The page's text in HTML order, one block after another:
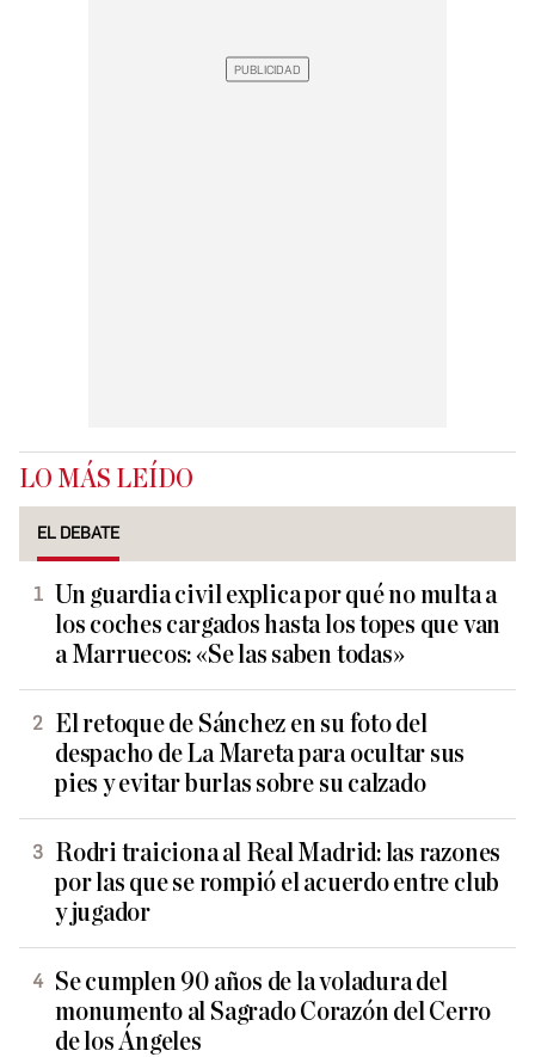
LO MÁS LEÍDO
EL DEBATE
Un guardia civil explica por qué no multa a
los coches cargados hasta los topes que van
a Marruecos: «Se las saben todas»
El retoque de Sánchez en su foto del
despacho de La Mareta para ocultar sus
pies y evitar burlas sobre su calzado
Rodri traiciona al Real Madrid: las razones
por las que se rompió el acuerdo entre club
y jugador
Se cumplen 90 años de la voladura del
monumento al Sagrado Corazón del Cerro
de los Ángeles